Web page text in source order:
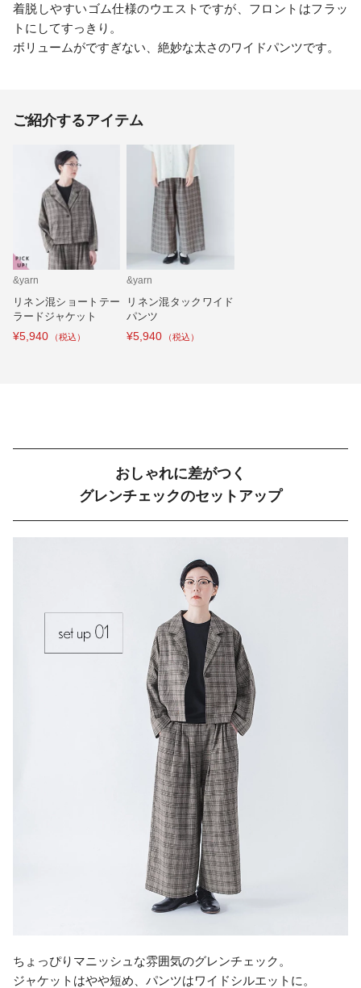
着脱しやすいゴム仕様のウエストですが、フロントはフラッ
トにしてすっきり。
ボリュームがですぎない、絶妙な太さのワイドパンツです。
ご紹介するアイテム
&yarn
リネン混ショートテー
ラードジャケット
¥5,940
&yarn
リネン混タックワイド
パンツ
¥5,940
おしゃれに差がつく
グレンチェックのセットアップ
ちょっぴりマニッシュな雰囲気のグレンチェック。
ジャケットはやや短め、パンツはワイドシルエットに。